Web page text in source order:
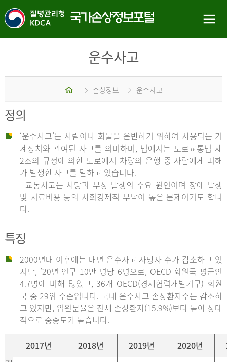
운수사고
홈 손상정보 운수사고
정의
‘운수사고’는 사람이나 화물을 운반하기 위하여 사용되는 기
계장치와 관여된 사고를 의미하며, 법에서는 도로교통법 제
2조의 규정에 의한 도로에서 차량의 운행 중 사람에게 피해
가 발생한 사고를 말하고 있습니다.
- 교통사고는 사망과 부상 발생의 주요 원인이며 장애 발생
및 치료비용 등의 사회경제적 부담이 높은 문제이기도 합니
다.
특징
2000년대 이후에는 매년 운수사고 사망자 수가 감소하고 있
지만, ’20년 인구 10만 명당 6명으로, OECD 회원국 평균인
4.7명에 비해 많았고, 36개 OECD(경제협력개발기구) 회원
국 중 29위 수준입니다. 국내 운수사고 손상환자수는 감소하
고 있지만, 입원분율은 전체 손상환자(15.9%)보다 높아 상대
적으로 중증도가 높습니다.
2017년 2018년 2019년 2020년